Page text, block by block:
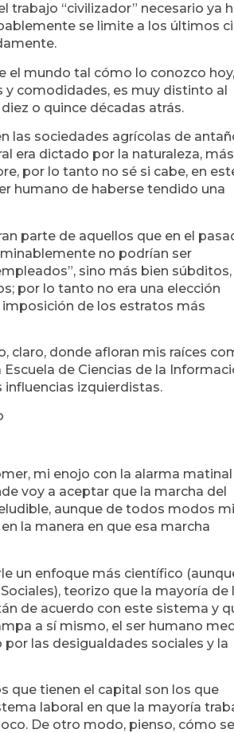
trabajo “civilizador” necesario ya
se limite a los últimos
el mundo tal cómo lo conozco hoy,
y comodidades, es muy distinto al
o quince décadas atrás.
las sociedades agrícolas de
era dictado por la naturaleza, más
por lo tanto no sé si cabe, en
humano de haberse tendido una
parte de aquellos que en el
no podrían ser
sino más bien súbditos,
por lo tanto no era una elección
imposición de los estratos más
claro, donde afloran mis raíces
de Ciencias de la
influencias izquierdistas.
mi enojo con la alarma
voy a aceptar que la marcha del
aunque de todos modos mi
la manera en que esa marcha
un enfoque más científico
teorizo que la mayoría de
de acuerdo con este sistema y
a sí mismo, el ser humano
las desigualdades sociales y la
que tienen el capital son los que
laboral en que la mayoría
De otro modo, pienso, cómo